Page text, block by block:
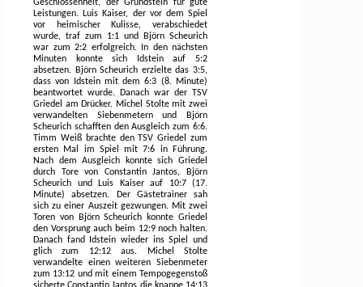
Geschlossenheit, der Grundstein für gute
Leistungen. Luis Kaiser, der vor dem Spiel
vor heimischer Kulisse, verabschiedet
wurde, traf zum 1:1 und Björn Scheurich
war zum 2:2 erfolgreich. In den nächsten
Minuten konnte sich Idstein auf 5:2
absetzen. Björn Scheurich erzielte das 3:5,
dass von Idstein mit dem 6:3 (8. Minute)
beantwortet wurde. Danach war der TSV
Griedel am Drücker. Michel Stolte mit zwei
verwandelten Siebenmetern und Björn
Scheurich schafften den Ausgleich zum 6:6.
Timm Weiß brachte den TSV Griedel zum
ersten Mal im Spiel mit 7:6 in Führung.
Nach dem Ausgleich konnte sich Griedel
durch Tore von Constantin Jantos, Björn
Scheurich und Luis Kaiser auf 10:7 (17.
Minute) absetzen. Der Gästetrainer sah
sich zu einer Auszeit gezwungen. Mit zwei
Toren von Björn Scheurich konnte Griedel
den Vorsprung auch beim 12:9 noch halten.
Danach fand Idstein wieder ins Spiel und
glich zum 12:12 aus. Michel Stolte
verwandelte einen weiteren Siebenmeter
zum 13:12 und mit einem Tempogegenstoß